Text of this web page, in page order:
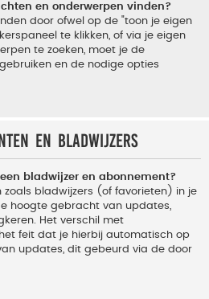
en onderwerpen vinden?
door ofwel op de "toon je eigen
te klikken, of via je eigen
te zoeken, moet je de
en de nodige opties
en bladwijzers
bladwijzer en abonnement?
zoals bladwijzers (of favorieten) in je
hoogte gebracht van updates,
Het verschil met
feit dat je hierbij automatisch op
updates, dit gebeurd via de door